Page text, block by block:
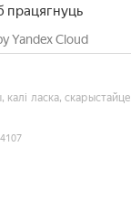
працягнуць
Yandex Cloud
калі ласка, скарыстайце